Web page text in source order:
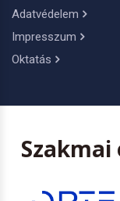
Adatvédelem
Impresszum
Oktatás